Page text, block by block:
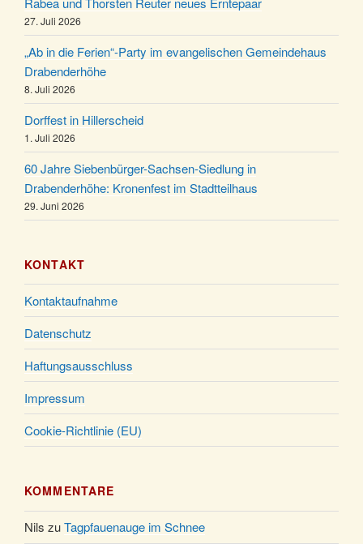
20.12.
Weihnachts-Konzert des Honterus Chors in der
Kirche um 17:00 Uhr
24.12.
Familiengottesdienst mit Krippenspiel im Ev.
Gemeindehaus um 15:00 Uhr
24.12. Familiengottesdienst in der FeG um 16 Uhr
24.12.
Weihnachtsgottesdienst in der Kirche um 15:00
Uhr
24.12.
Weihnachtsgottesdienst in der Kirche um 18:00
Uhr
Christmette mit der ev. Jugend in der Kirche um
31.12.
Gottesdienst zu Silvester in der Kirche um 18:00
Uhr
27. Juli 2026
„Ab in die Ferien“-Party im evangelischen Gemeindehaus
Drabenderhöhe
8. Juli 2026
Dorffest in Hillerscheid
1. Juli 2026
60 Jahre Siebenbürger-Sachsen-Siedlung in
Drabenderhöhe: Kronenfest im Stadtteilhaus
29. Juni 2026
KONTAKT
Kontaktaufnahme
Datenschutz
Haftungsausschluss
Impressum
Cookie-Richtlinie (EU)
KOMMENTARE
Nils zuTagpfauenauge im Schnee